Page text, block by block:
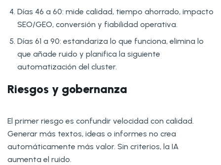
Días 46 a 60: mide calidad, tiempo ahorrado, impacto
SEO/GEO, conversión y fiabilidad operativa.
Días 61 a 90: estandariza lo que funciona, elimina lo
que añade ruido y planifica la siguiente
automatización del cluster.
Riesgos y gobernanza
El primer riesgo es confundir velocidad con calidad.
Generar más textos, ideas o informes no crea
automáticamente más valor. Sin criterios, la IA
aumenta el ruido.